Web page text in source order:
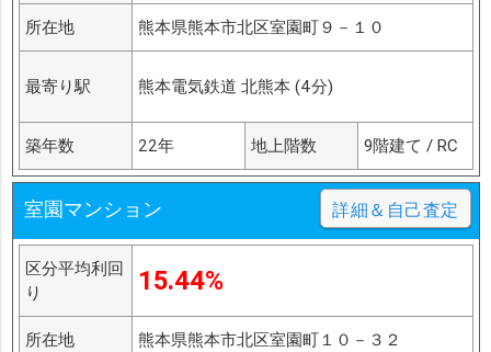
所在地 熊本県熊本市北区室園町９－１０
最寄り駅 熊本電気鉄道 北熊本 (4分)
築年数 22年 地上階数 9階建て / RC
室園マンション 詳細＆自己査定
区分平均利回
り
15.44%
所在地 熊本県熊本市北区室園町１０－３２